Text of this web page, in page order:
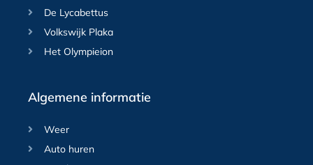
De Lycabettus
Volkswijk Plaka
Het Olympieion
Algemene informatie
Weer
Auto huren